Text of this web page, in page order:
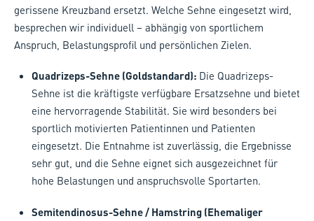
gerissene Kreuzband ersetzt. Welche Sehne eingesetzt wird,
besprechen wir individuell – abhängig von sportlichem
Anspruch, Belastungsprofil und persönlichen Zielen.
Quadrizeps-Sehne (Goldstandard): Die Quadrizeps-
Sehne ist die kräftigste verfügbare Ersatzsehne und bietet
eine hervorragende Stabilität. Sie wird besonders bei
sportlich motivierten Patientinnen und Patienten
eingesetzt. Die Entnahme ist zuverlässig, die Ergebnisse
sehr gut, und die Sehne eignet sich ausgezeichnet für
hohe Belastungen und anspruchsvolle Sportarten.
Semitendinosus-Sehne / Hamstring (Ehemaliger